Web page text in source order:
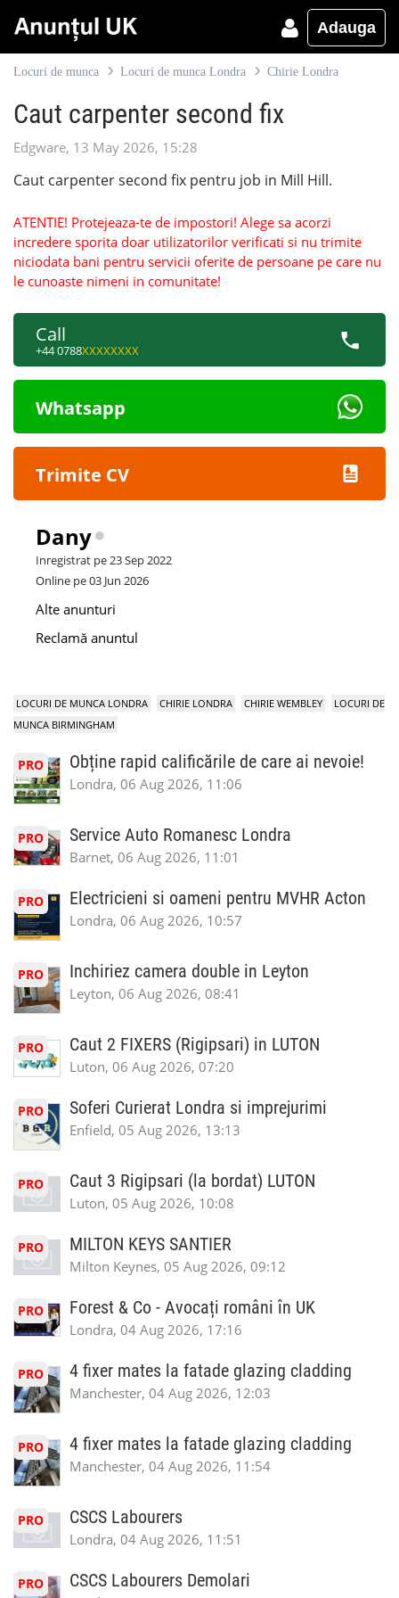
Adauga
Locuri de munca Locuri de munca Londra Chirie Londra
Caut carpenter second fix
Edgware, 13 May 2026, 15:28
Caut carpenter second fix pentru job in Mill Hill.
ATENTIE! Protejeaza-te de impostori! Alege sa acorzi
incredere sporita doar utilizatorilor verificati si nu trimite
niciodata bani pentru servicii oferite de persoane pe care nu
le cunoaste nimeni in comunitate!
Call
+44 0788XXXXXXXX
Whatsapp
Trimite CV
Dany
Inregistrat pe 23 Sep 2022
Online pe 03 Jun 2026
Alte anunturi
Reclamă anuntul
LOCURI DE MUNCA LONDRA CHIRIE LONDRA CHIRIE WEMBLEY
LOCURI DE
MUNCA BIRMINGHAM
PRO Obține rapid calificările de care ai nevoie!
Londra, 06 Aug 2026, 11:06
PRO Service Auto Romanesc Londra
Barnet, 06 Aug 2026, 11:01
PRO Electricieni si oameni pentru MVHR Acton
Londra, 06 Aug 2026, 10:57
PRO Inchiriez camera double in Leyton
Leyton, 06 Aug 2026, 08:41
PRO Caut 2 FIXERS (Rigipsari) in LUTON
Luton, 06 Aug 2026, 07:20
PRO Soferi Curierat Londra si imprejurimi
Enfield, 05 Aug 2026, 13:13
PRO Caut 3 Rigipsari (la bordat) LUTON
Luton, 05 Aug 2026, 10:08
PRO MILTON KEYS SANTIER
Milton Keynes, 05 Aug 2026, 09:12
PRO Forest & Co - Avocați români în UK
Londra, 04 Aug 2026, 17:16
PRO 4 fixer mates la fatade glazing cladding
Manchester, 04 Aug 2026, 12:03
PRO 4 fixer mates la fatade glazing cladding
Manchester, 04 Aug 2026, 11:54
PRO CSCS Labourers
Londra, 04 Aug 2026, 11:51
PRO CSCS Labourers Demolari